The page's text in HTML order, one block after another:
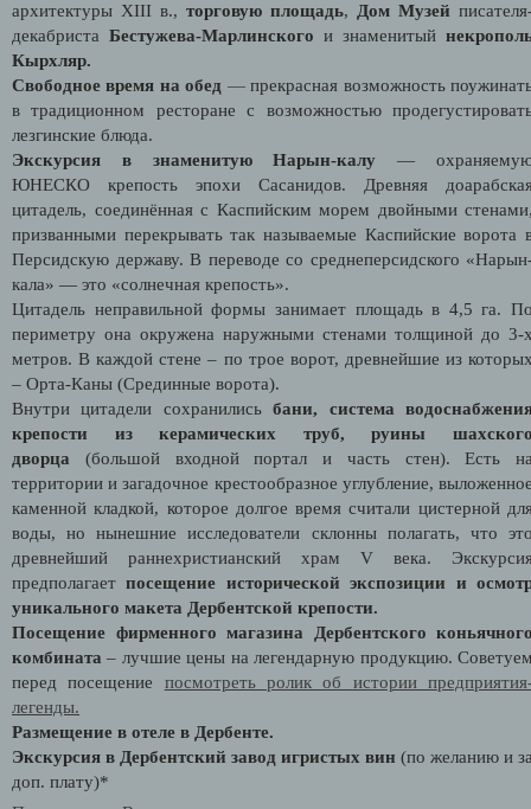
архитектуры XIII в., торговую площадь, Дом Музей
декабриста Бестужева-Марлинского и знаменитый
Кырхляр.
Свободное время на обед —прекрасная возможность
в традиционном ресторане c возможностью
лезгинские блюда.
Экскурсия в знаменитую Нарын-калу —
ЮНЕСКО крепость эпохи Сасанидов. Древняя
цитадель, соединённая с Каспийским морем двойными
призванными перекрывать так называемые Каспийские ворота
Персидскую державу. В переводе со среднеперсидского
кала» — это «солнечная крепость».
Цитадель неправильной формы занимает площадь в 4,5 га.
периметру она окружена наружными стенами толщиной до 3-
метров. В каждой стене – по трое ворот, древнейшие из
– Орта-Каны (Срединные ворота).
Внутри цитадели сохранилисьбани, система
крепости из керамических труб, руины
дворца (большой входной портал и часть стен). Есть
территории и загадочное крестообразное углубление,
каменной кладкой, которое долгое время считали цистерной
воды, но нынешние исследователи склонны полагать, что
древнейший раннехристианский храм V века.
предполагаетпосещение исторической экспозиции и
уникального макета Дербентской крепости.
Посещение фирменного магазина Дербентского
комбината – лучшие цены на легендарную продукцию.
перед посещение посмотреть ролик об истории
легенды.
Размещение в отеле в Дербенте.
Экскурсия в Дербентский завод игристых вин (по желанию и
доп. плату)*